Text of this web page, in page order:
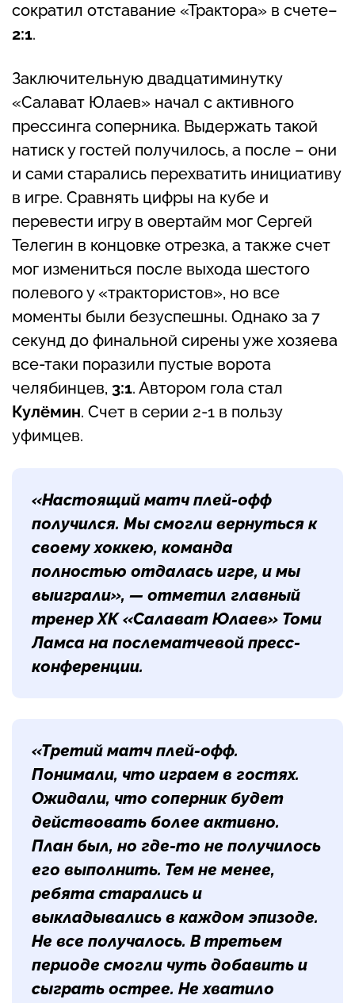
сократил отставание «Трактора» в счете–
2:1.
Заключительную двадцатиминутку
«Салават Юлаев» начал с активного
прессинга соперника. Выдержать такой
натиск у гостей получилось, а после – они
и сами старались перехватить инициативу
в игре. Сравнять цифры на кубе и
перевести игру в овертайм мог Сергей
Телегин в концовке отрезка, а также счет
мог измениться после выхода шестого
полевого у «трактористов», но все
моменты были безуспешны. Однако за 7
секунд до финальной сирены уже хозяева
все-таки поразили пустые ворота
челябинцев, 3:1. Автором гола стал
Кулёмин. Счет в серии 2-1 в пользу
уфимцев.
«Настоящий матч плей-офф
получился. Мы смогли вернуться к
своему хоккею, команда
полностью отдалась игре, и мы
выиграли», — отметил главный
тренер ХК «Салават Юлаев» Томи
Ламса на послематчевой пресс-
конференции.
«Третий матч плей-офф.
Понимали, что играем в гостях.
Ожидали, что соперник будет
действовать более активно.
План был, но где-то не получилось
его выполнить. Тем не менее,
ребята старались и
выкладывались в каждом эпизоде.
Не все получалось. В третьем
периоде смогли чуть добавить и
сыграть острее. Не хватило